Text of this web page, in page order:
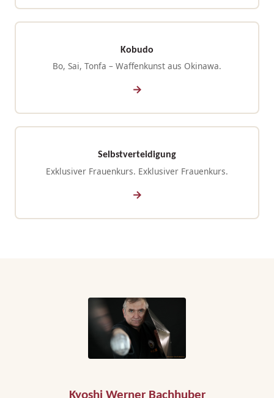
Kobudo
Bo, Sai, Tonfa – Waffenkunst aus Okinawa.
Selbstverteidigung
Exklusiver Frauenkurs. Exklusiver Frauenkurs.
Kyoshi Werner Bachhuber